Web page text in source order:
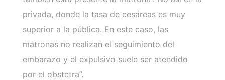
privada, donde la tasa de cesáreas es muy
superior a la pública. En este caso, las
matronas no realizan el seguimiento del
embarazo y el expulsivo suele ser atendido
por el obstetra”.